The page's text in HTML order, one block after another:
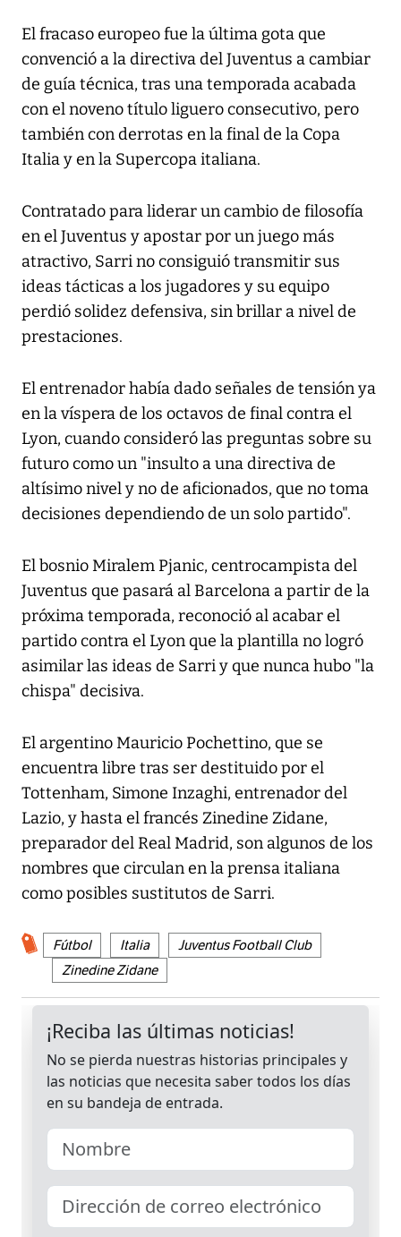
El fracaso europeo fue la última gota que
convenció a la directiva del Juventus a cambiar
de guía técnica, tras una temporada acabada
con el noveno título liguero consecutivo, pero
también con derrotas en la final de la Copa
Italia y en la Supercopa italiana.
Contratado para liderar un cambio de filosofía
en el Juventus y apostar por un juego más
atractivo, Sarri no consiguió transmitir sus
ideas tácticas a los jugadores y su equipo
perdió solidez defensiva, sin brillar a nivel de
prestaciones.
El entrenador había dado señales de tensión ya
en la víspera de los octavos de final contra el
Lyon, cuando consideró las preguntas sobre su
futuro como un "insulto a una directiva de
altísimo nivel y no de aficionados, que no toma
decisiones dependiendo de un solo partido".
El bosnio Miralem Pjanic, centrocampista del
Juventus que pasará al Barcelona a partir de la
próxima temporada, reconoció al acabar el
partido contra el Lyon que la plantilla no logró
asimilar las ideas de Sarri y que nunca hubo "la
chispa" decisiva.
El argentino Mauricio Pochettino, que se
encuentra libre tras ser destituido por el
Tottenham, Simone Inzaghi, entrenador del
Lazio, y hasta el francés Zinedine Zidane,
preparador del Real Madrid, son algunos de los
nombres que circulan en la prensa italiana
como posibles sustitutos de Sarri.
Fútbol Italia
Juventus Football Club
Zinedine Zidane